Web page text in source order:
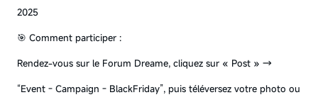
2025
🎯 Comment participer :
Rendez-vous sur le Forum Dreame, cliquez sur « Post » →
“Event - Campaign - BlackFriday”, puis téléversez votre photo ou